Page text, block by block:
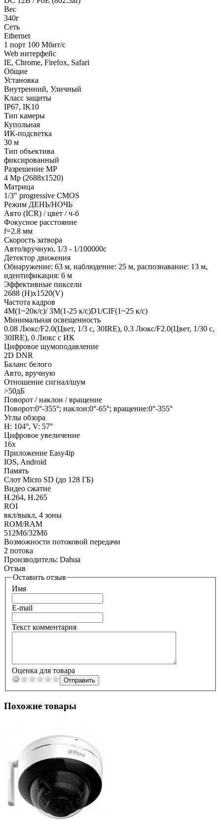
Вес
340г
Сеть
Ethernet
1 порт 100 Мбит/с
Web интерфейс
IE, Chrome, Firefox, Safari
Общие
Установка
Внутренний, Уличный
Класс защиты
IP67, IK10
Тип камеры
Купольная
ИК-подсветка
30 м
Тип объектива
фиксированный
Разрешение MP
4 Mp (2688x1520)
Матрица
1/3" progressive CMOS
Режим ДЕНЬ/НОЧЬ
Авто (ICR) / цвет / ч-б
Фокусное расстояние
f=2.8 мм
Скорость затвора
Авто/вручную, 1/3 - 1/100000с
Детектор движения
Обнаружение: 63 м, наблюдение: 25 м, распознавание: 13 м,
идентификация: 6 м
Эффективные пиксели
2688 (H)x1520(V)
Частота кадров
4M(1~20к/с)/ 3M(1-25 к/с)D1/CIF(1~25 к/с)
Минимальная освещенность
0.08 Люкс/F2.0(Цвет, 1/3 с, 30IRE), 0.3 Люкс/F2.0(Цвет, 1/30 с,
30IRE), 0 Люкс с ИК
Цифровое шумоподавление
2D DNR
Баланс белого
Авто, вручную
Отношение сигнал/шум
>50дБ
Поворот / наклон / вращение
Поворот:0°-355°; наклон:0°-65°; вращение:0°-355°
Углы обзора
H: 104°, V: 57°
Цифровое увеличение
16х
Приложение Easy4ip
IOS, Android
Память
Слот Micro SD (до 128 ГБ)
Видео сжатие
H.264, H.265
ROI
вкл/выкл, 4 зоны
ROM/RAM
512Мб/32Мб
Возможности потоковой передачи
2 потока
Производитель: Dahua
Отзыв
Оставить отзыв
Имя
E-mail
Текст комментария
Оценка для товара
Похожие товары